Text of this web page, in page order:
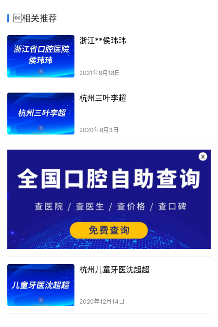
相关推荐
浙江**侯玮玮
2021年9月18日
杭州三叶李超
2020年8月3日
杭州儿童牙医沈超超
2020年12月14日